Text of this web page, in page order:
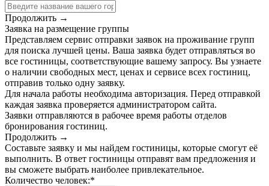
Продолжить →
Заявка на размещение группы
Представляем сервис отправки заявок на проживание групп
для поиска лучшей цены. Ваша заявка будет отправляться во
все гостиницы, соответствующие вашему запросу. Вы узнаете
о наличии свободных мест, ценах и сервисе всех гостиниц,
отправив только одну заявку.
Для начала работы необходима авторизация. Перед отправкой
каждая заявка проверяется администратором сайта.
Заявки отправляются в рабочее время работы отделов
бронирования гостиниц.
Продолжить →
Составьте заявку и мы найдем гостиницы, которые смогут её
выполнить. В ответ гостиницы отправят вам предложения и
вы сможете выбрать наиболее привлекательное.
Количество человек:*